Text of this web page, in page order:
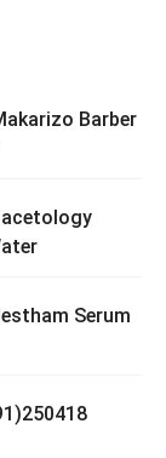
Barber
Serum